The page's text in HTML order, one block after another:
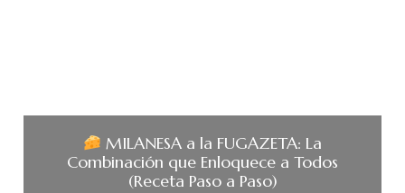
MILANESA a la FUGAZETA: La
Combinación que Enloquece a Todos
(Receta Paso a Paso)